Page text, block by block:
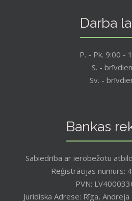
Darba
P. - Pk. 9:00 -
S. -
Sv. -
Bankas
Sabiedrība ar ierobežotu
Reģistrācijas numurs:
PVN:
Juridiska Adrese: Rīga,